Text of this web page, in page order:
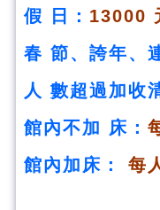
假 日： 13000
春 節、誇年、
人 數超過加收
館內不加 床：
館內加床： 每